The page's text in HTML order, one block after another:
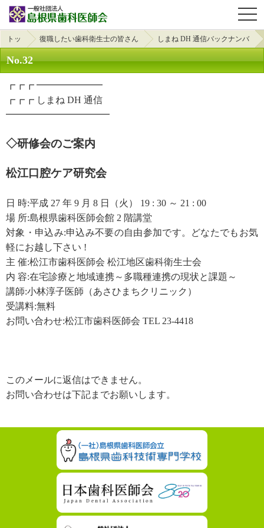
トッ
プ
復職したい歯科衛生士の皆さん
しまね DH 通信バックナンバ
No.32
┏┏┏ ━━━━━━━
┏┏┏ しまね DH 通信
━━━━━━━━━━━
◇研修会のご案内
松江口腔ケア研究会
日 時:平成 27 年 9 月 8 日（火） 19 : 30 ～ 21 : 00
場 所:島根県歯科医師会館 2 階講堂
対象・申込み:申込み不要の自由参加です。どなたでもお気
軽にお越し下さい !
主 催:松江市歯科医師会 松江地区歯科衛生士会
内 容:在宅診療と地域連携～多職種連携の現状と課題～
講師:小林淳子医師（あさひまちクリニック）
受講料:無料
お問い合わせ:松江市歯科医師会 TEL 23-4418
このメールに返信はできません。
お問い合わせは下記までお願いします。